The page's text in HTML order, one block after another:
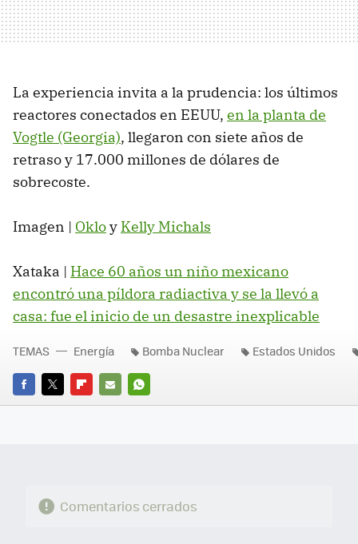
La experiencia invita a la prudencia: los últimos
reactores conectados en EEUU, en la planta de
Vogtle (Georgia), llegaron con siete años de
retraso y 17.000 millones de dólares de
sobrecoste.
Imagen | Okloy Kelly Michals
Xataka | Hace 60 años un niño mexicano
encontró una píldora radiactiva y se la llevó a
casa: fue el inicio de un desastre inexplicable
FACEBOOK
TWITTERFLIPBOARD
E-
WHATSAPP
TEMAS Energía Bomba Nuclear Estados Unidos
Comentarios cerrados